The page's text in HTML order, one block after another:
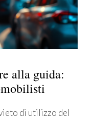
alla guida:
di utilizzo del